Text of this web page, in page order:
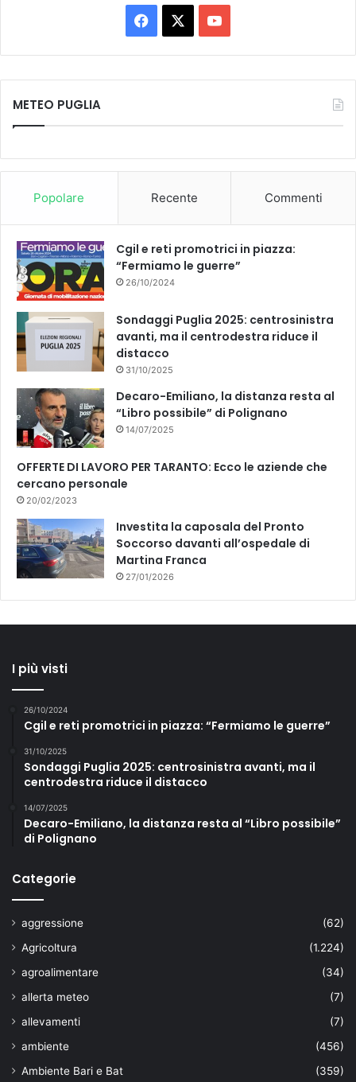
Facebook You
Tube
METEO PUGLIA
Popolare Recente Commenti
Cgil e reti promotrici in piazza:
“Fermiamo le guerre”
26/10/2024
Sondaggi Puglia 2025: centrosinistra
avanti, ma il centrodestra riduce il
distacco
31/10/2025
Decaro-Emiliano, la distanza resta al
“Libro possibile” di Polignano
14/07/2025
OFFERTE DI LAVORO PER TARANTO: Ecco le aziende che
cercano personale
20/02/2023
Investita la caposala del Pronto
Soccorso davanti all’ospedale di
Martina Franca
27/01/2026
I più visti
26/10/2024
Cgil e reti promotrici in piazza: “Fermiamo le guerre”
31/10/2025
Sondaggi Puglia 2025: centrosinistra avanti, ma il
centrodestra riduce il distacco
14/07/2025
Decaro-Emiliano, la distanza resta al “Libro possibile”
di Polignano
Categorie
aggressione
(62)
Agricoltura
(1.224)
agroalimentare
(34)
allerta meteo
(7)
allevamenti
(7)
ambiente
(456)
Ambiente Bari e Bat
(359)